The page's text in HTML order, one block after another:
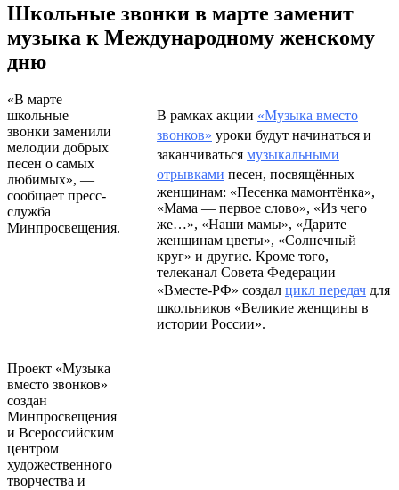
Школьные звонки в марте заменит
музыка к Международному женскому
дню
«В марте
школьные
звонки заменили
мелодии добрых
песен о самых
любимых», —
сообщает пресс-
служба
Минпросвещения.
В рамках акции «Музыка вместо
звонков» уроки будут начинаться и
заканчиваться музыкальными
отрывками песен, посвящённых
женщинам: «Песенка мамонтёнка»,
«Мама — первое слово», «Из чего
же…», «Наши мамы», «Дарите
женщинам цветы», «Солнечный
круг» и другие. Кроме того,
телеканал Совета Федерации
«Вместе-РФ» создал цикл передач для
школьников «Великие женщины в
истории России».
Проект «Музыка
вместо звонков»
создан
Минпросвещения
и Всероссийским
центром
художественного
творчества и